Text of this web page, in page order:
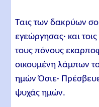
Ταις των δακρύων
εγεώργησας· και
τους πόνους
οικουμένη λάμπων
ημών Όσιε·
ψυχάς ημών.